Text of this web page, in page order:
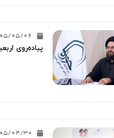
05/06
پیاده‌روی
04/30